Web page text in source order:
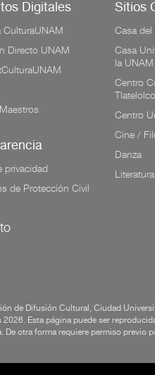
Digitales
CulturaUNAM
Directo UNAM
privacidad
de Protección Civil
Sitios
Casa
Casa
la UNAM
Centro
Tlatelolco
Centro
Cine /
Danza
Literatura
de Difusión Cultural, Ciudad
2026. Esta página puede ser
De otra forma requiere permiso previo